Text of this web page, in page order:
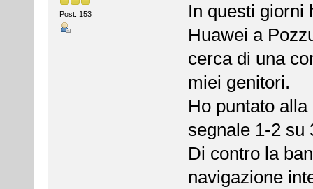
Post: 153
In questi giorni
Huawei a
cerca di una
miei genitori.
Ho puntato
segnale 1-2 su
Di contro la
navigazione